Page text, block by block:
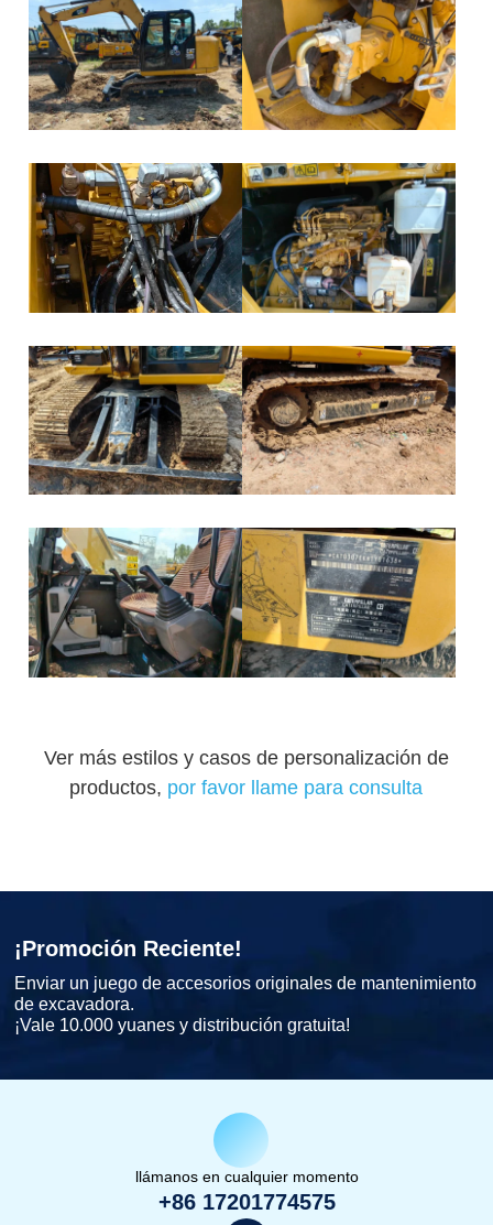
Ver más estilos y casos de personalización de
productos, por favor llame para consulta
¡Promoción Reciente!
Enviar un juego de accesorios originales de mantenimiento
de excavadora.
¡Vale 10.000 yuanes y distribución gratuita!
llámanos en cualquier momento
+86 17201774575